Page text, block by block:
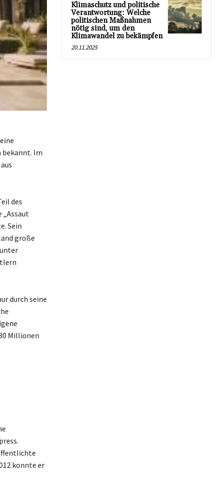
bekannt. Im
des
„Assaut
Sein
große
durch seine
Millionen
konnte er
Klimaschutz und politische
Verantwortung: Welche
politischen Maßnahmen
nötig sind, um den
Klimawandel zu bekämpfen
20.11.2025